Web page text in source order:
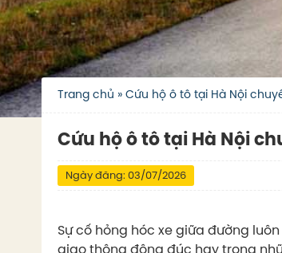
Trang chủ » Cứu hộ ô tô tại Hà Nội
Cứu hộ ô tô tại Hà Nội
Ngày đăng: 03/07/2026
Sự cố hỏng hóc xe giữa đường
giao thông đông đúc hay trong